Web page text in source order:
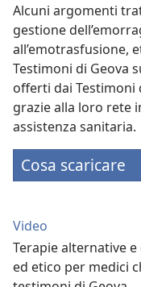
Alcuni argomenti
gestione
all’emotrasfusione,
Testimoni di Geova
offerti dai Testimoni
grazie alla loro rete
assistenza sanitaria.
Cosa scaricare
Video
Terapie alternative
ed etico per medici